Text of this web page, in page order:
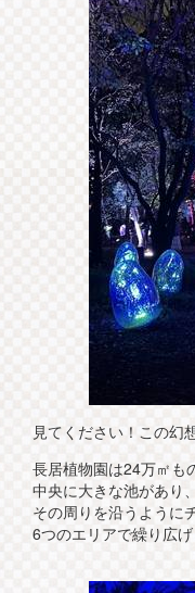
見てください！この幻
長居植物園は24万㎡も
中央に大きな池があり、
その周りを沿うように
6つのエリアで繰り広げ